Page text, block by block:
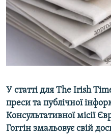
ВІДЕОУРОКИ «ELIFBE»
СВІДЧЕННЯ ОКУПАЦІЇ
УКРАЇНСЬКА ПРОБЛЕМА КРИМУ
Русский
Qırımtatar
Усі сайти RFE/RL
У статті для The Irish
преси та публічної
Консультативної місії
Гоггін змальовує свій